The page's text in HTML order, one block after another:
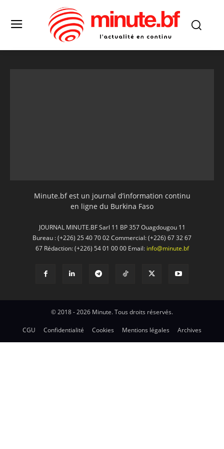
Minute.bf est un journal d’information continu
en ligne du Burkina Faso
JOURNAL MINUTE.BF Sarl 11 BP 357 Ouagdougou 11
Bureau : (+226) 25 40 70 02 Commercial: (+226) 67 32 67
67 Rédaction: (+226) 54 01 00 00 Email: info@minute.bf
© 2018 - 2026 Minute. Tous droits réservés.
CGU Confidentialité Cookies Mentions légales Archives